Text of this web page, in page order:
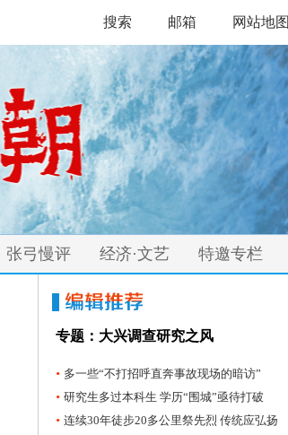
搜索 邮箱 网站地图
张弓慢评 经济·文艺 特邀专栏
专题：大兴调查研究之风
· 多一些“不打招呼直奔事故现场的暗访”
· 研究生多过本科生 学历“围城”亟待打破
· 连续30年徒步20多公里祭先烈 传统应弘扬